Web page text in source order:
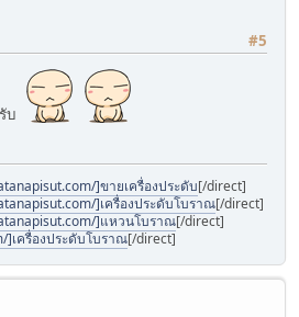
#5
บ
]ขายเครื่องประดับ[/direct]
]เครื่องประดับโบราณ[/direct]
]แหวนโบราณ[/direct]
]เครื่องประดับโบราณ[/direct]